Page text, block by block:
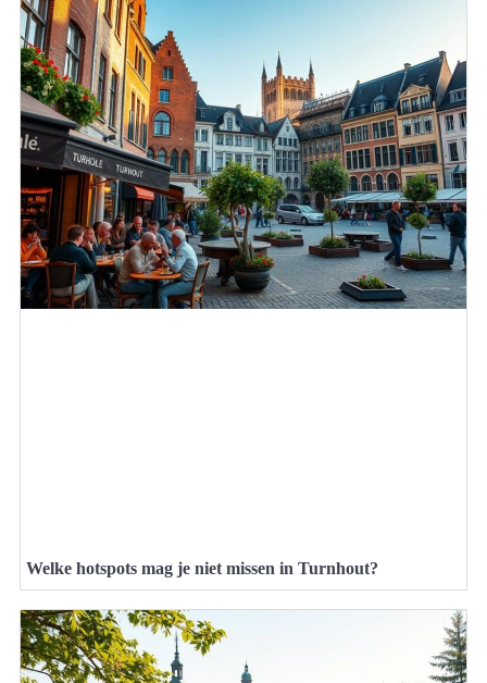
Welke hotspots mag je niet missen in Turnhout?